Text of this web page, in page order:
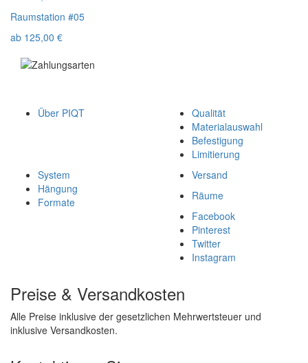
Raumstation #05
ab 125,00 €
Über PIQT
Qualität
Materialauswahl
Befestigung
Limitierung
System
Hängung
Formate
Versand
Räume
Facebook
Pinterest
Twitter
Instagram
Preise & Versandkosten
Alle Preise inklusive der gesetzlichen Mehrwertsteuer und
inklusive Versandkosten.